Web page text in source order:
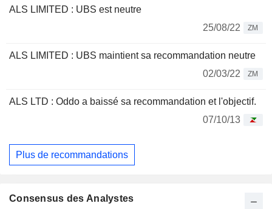
ALS LIMITED : UBS est neutre
25/08/22
ZM
ALS LIMITED : UBS maintient sa recommandation neutre
02/03/22
ZM
ALS LTD : Oddo a baissé sa recommandation et l'objectif.
07/10/13
Plus de recommandations
Consensus des Analystes